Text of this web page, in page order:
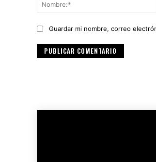
Guardar mi nombre, correo